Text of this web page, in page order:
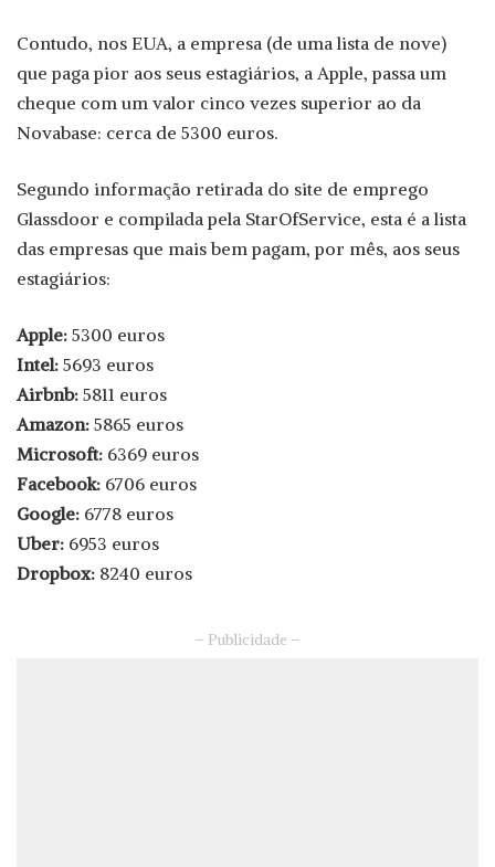
Contudo, nos EUA, a empresa (de uma lista de nove)
que paga pior aos seus estagiários, a Apple, passa um
cheque com um valor cinco vezes superior ao da
Novabase: cerca de 5300 euros.
Segundo informação retirada do site de emprego
Glassdoor e compilada pela StarOfService, esta é a lista
das empresas que mais bem pagam, por mês, aos seus
estagiários:
Apple: 5300 euros
Intel: 5693 euros
Airbnb: 5811 euros
Amazon: 5865 euros
Microsoft: 6369 euros
Facebook: 6706 euros
Google: 6778 euros
Uber: 6953 euros
Dropbox: 8240 euros
– Publicidade –